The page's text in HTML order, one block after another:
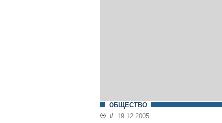
ОБЩЕСТВО
// 19.12.2005